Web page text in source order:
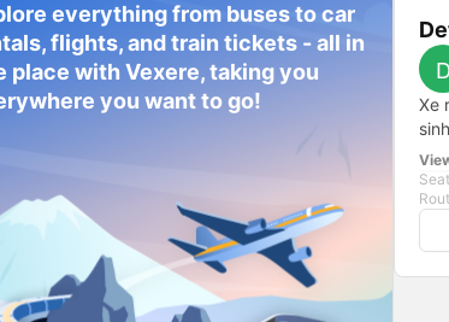
everything from buses to car
flights, and train tickets - all in
place with Vexere, taking you
you want to go!
D
Xe